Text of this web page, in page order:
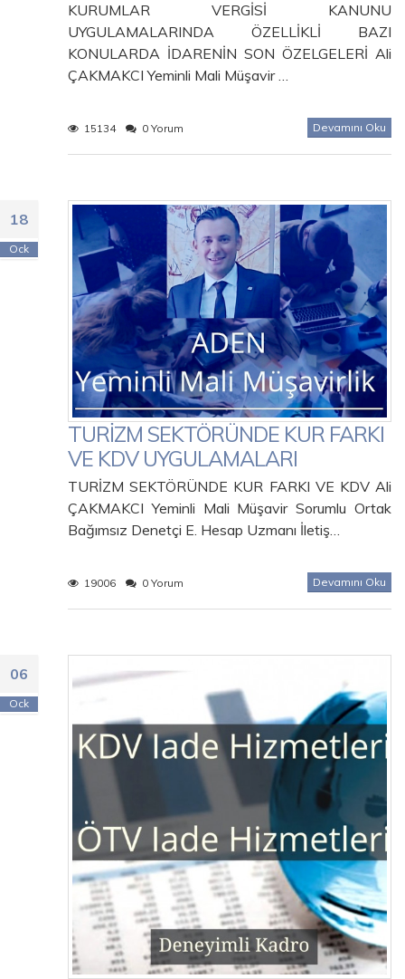
KURUMLAR VERGİSİ KANUNU
UYGULAMALARINDA ÖZELLİKLİ BAZI
KONULARDA İDARENİN SON ÖZELGELERİ Ali
ÇAKMAKCI Yeminli Mali Müşavir …
15134 0 Yorum Devamını Oku
18
Ock
TURİZM SEKTÖRÜNDE KUR FARKI
VE KDV UYGULAMALARI
TURİZM SEKTÖRÜNDE KUR FARKI VE KDV Ali
ÇAKMAKCI Yeminli Mali Müşavir Sorumlu Ortak
Bağımsız Denetçi E. Hesap Uzmanı İletiş…
19006 0 Yorum Devamını Oku
06
Ock